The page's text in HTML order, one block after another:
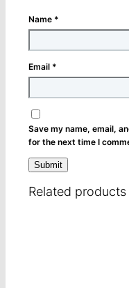
Name *
Email *
Save my name, email,
for the next time I
Related products